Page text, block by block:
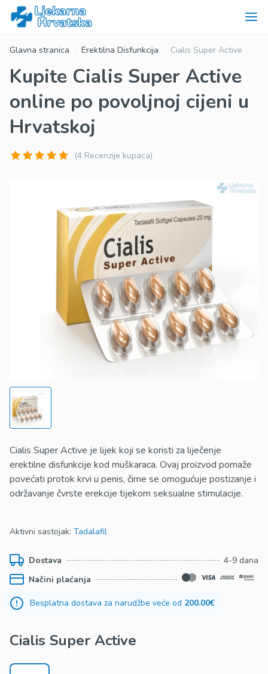
Glavna stranica Erektilna Disfunkcija Cialis Super Active
Kupite Cialis Super Active
online po povoljnoj cijeni u
Hrvatskoj
(4 Recenzije kupaca)
Cialis Super Active je lijek koji se koristi za liječenje
erektilne disfunkcije kod muškaraca. Ovaj proizvod pomaže
povećati protok krvi u penis, čime se omogućuje postizanje i
održavanje čvrste erekcije tijekom seksualne stimulacije.
Aktivni sastojak: Tadalafil
Dostava
4-9 dana
Načini plaćanja
Besplatna dostava za narudžbe veće od 200.00€
Cialis Super Active